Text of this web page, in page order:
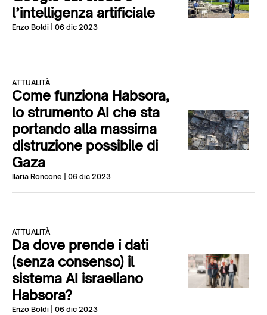
l’intelligenza artificiale
Enzo Boldi | 06 dic 2023
ATTUALITÀ
Come funziona Habsora,
lo strumento AI che sta
portando alla massima
distruzione possibile di
Gaza
Ilaria Roncone | 06 dic 2023
ATTUALITÀ
Da dove prende i dati
(senza consenso) il
sistema AI israeliano
Habsora?
Enzo Boldi | 06 dic 2023